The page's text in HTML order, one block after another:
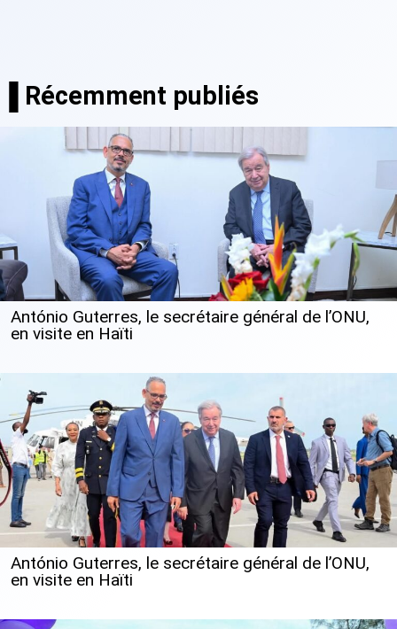
▐ Récemment publiés
António Guterres, le secrétaire général de l’ONU,
en visite en Haïti
António Guterres, le secrétaire général de l’ONU,
en visite en Haïti